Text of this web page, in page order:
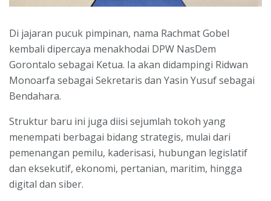
Di jajaran pucuk pimpinan, nama Rachmat Gobel
kembali dipercaya menakhodai DPW NasDem
Gorontalo sebagai Ketua. Ia akan didampingi Ridwan
Monoarfa sebagai Sekretaris dan Yasin Yusuf sebagai
Bendahara.
Struktur baru ini juga diisi sejumlah tokoh yang
menempati berbagai bidang strategis, mulai dari
pemenangan pemilu, kaderisasi, hubungan legislatif
dan eksekutif, ekonomi, pertanian, maritim, hingga
digital dan siber.